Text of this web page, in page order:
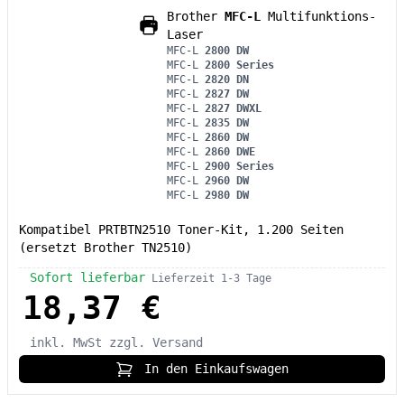
Brother MFC-L
Multifunktions-
Laser
MFC-L
2800 DW
MFC-L
2800 Series
MFC-L
2820 DN
MFC-L
2827 DW
MFC-L
2827 DWXL
MFC-L
2835 DW
MFC-L
2860 DW
MFC-L
2860 DWE
MFC-L
2900 Series
MFC-L
2960 DW
MFC-L
2980 DW
Kompatibel PRTBTN2510 Toner-Kit, 1.200 Seiten
(ersetzt Brother TN2510)
Sofort lieferbar Lieferzeit 1-3 Tage
18,37 €
inkl. MwSt
zzgl. Versand
In den Einkaufswagen